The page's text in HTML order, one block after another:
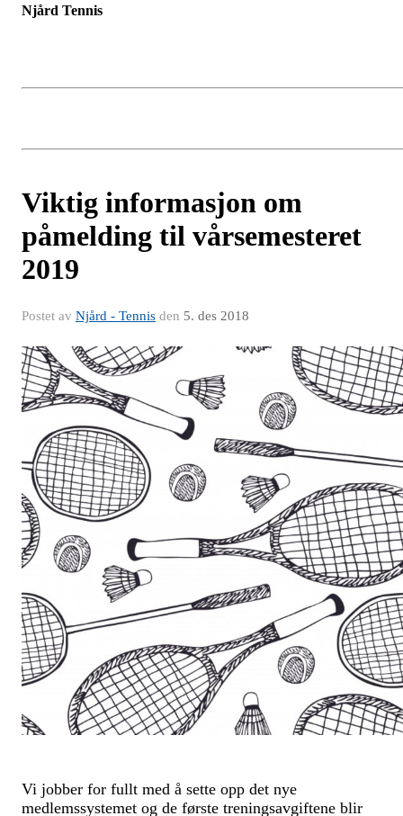
Njård Tennis
Viktig informasjon om
påmelding til vårsemesteret
2019
Postet av Njård - Tennis den 5. des 2018
Vi jobber for fullt med å sette opp det nye
medlemssystemet og de første treningsavgiftene blir